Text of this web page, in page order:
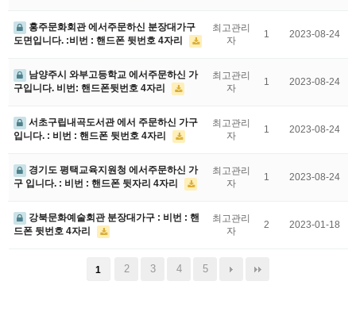
홍주문화회관 에서주문하신 분장대가구
도면입니다. :비번 : 핸드폰 뒷번호 4자리
최고관리
자
1 2023-08-24
남양주시 와부고등학교 에서주문하신 가
구입니다. 비번: 핸드폰뒷번호 4자리
최고관리
자
1 2023-08-24
서초구립내곡도서관 에서 주문하신 가구
입니다. : 비번 : 핸드폰 뒷번호 4자리
최고관리
자
1 2023-08-24
경기도 평택교육지원청 에서주문하신 가
구 입니다. : 비번 : 핸드폰 뒷자리 4자리
최고관리
자
1 2023-08-24
강북문화예술회관 분장대가구 : 비번 : 핸
드폰 뒷번호 4자리
최고관리
자
2 2023-01-18
1 2 3 4 5